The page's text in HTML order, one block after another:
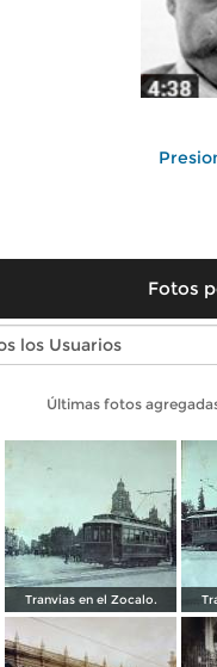
Fotos
Fotos antiguas
Últimas fotos
Tranvias en el Zocalo.